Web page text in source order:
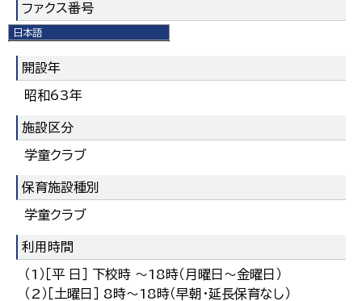
日本語
English
한국어
简体中文
ファクス番号
0198-22-4478
開設年
昭和63年
施設区分
学童クラブ
保育施設種別
学童クラブ
利用時間
（1）［平 日］ 下校時 ～18時（月曜日～金曜日）
（2）［土曜日］ 8時～18時（早朝・延長保育なし）